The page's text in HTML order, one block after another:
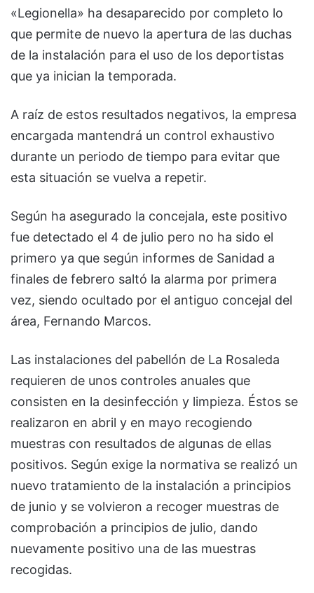
«Legionella» ha desaparecido por completo lo
que permite de nuevo la apertura de las duchas
de la instalación para el uso de los deportistas
que ya inician la temporada.
A raíz de estos resultados negativos, la empresa
encargada mantendrá un control exhaustivo
durante un periodo de tiempo para evitar que
esta situación se vuelva a repetir.
Según ha asegurado la concejala, este positivo
fue detectado el 4 de julio pero no ha sido el
primero ya que según informes de Sanidad a
finales de febrero saltó la alarma por primera
vez, siendo ocultado por el antiguo concejal del
área, Fernando Marcos.
Las instalaciones del pabellón de La Rosaleda
requieren de unos controles anuales que
consisten en la desinfección y limpieza. Éstos se
realizaron en abril y en mayo recogiendo
muestras con resultados de algunas de ellas
positivos. Según exige la normativa se realizó un
nuevo tratamiento de la instalación a principios
de junio y se volvieron a recoger muestras de
comprobación a principios de julio, dando
nuevamente positivo una de las muestras
recogidas.